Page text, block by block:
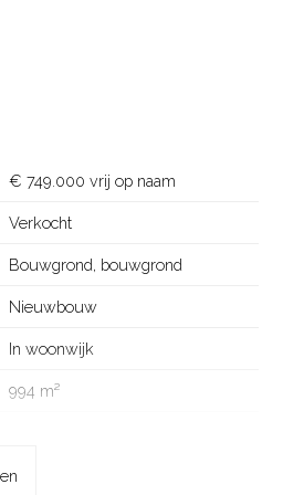
€ 749.000 vrij op naam
Verkocht
Bouwgrond, bouwgrond
Nieuwbouw
In woonwijk
994 m²